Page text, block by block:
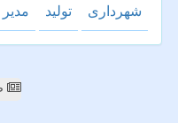
شهرداری تولید مدیر